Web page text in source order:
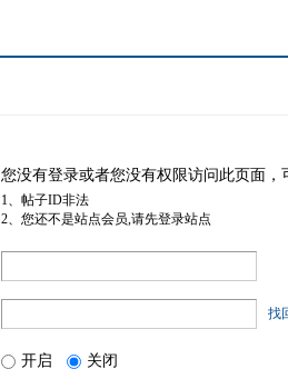
您没有登录或者您没有权限访问此页面，
1、帖子ID非法
2、您还不是站点会员,请先登录站点
找
开启 关闭